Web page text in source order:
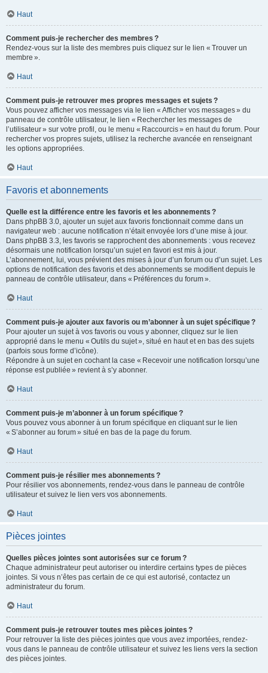
Haut
Comment puis-je rechercher des membres ?
Rendez-vous sur la liste des membres puis cliquez sur le lien « Trouver un
membre ».
Haut
Comment puis-je retrouver mes propres messages et sujets ?
Vous pouvez afficher vos messages via le lien « Afficher vos messages » du
panneau de contrôle utilisateur, le lien « Rechercher les messages de
l’utilisateur » sur votre profil, ou le menu « Raccourcis » en haut du forum. Pour
rechercher vos propres sujets, utilisez la recherche avancée en renseignant
les options appropriées.
Haut
Favoris et abonnements
Quelle est la différence entre les favoris et les abonnements ?
Dans phpBB 3.0, ajouter un sujet aux favoris fonctionnait comme dans un
navigateur web : aucune notification n’était envoyée lors d’une mise à jour.
Dans phpBB 3.3, les favoris se rapprochent des abonnements : vous recevez
désormais une notification lorsqu’un sujet en favori est mis à jour.
L’abonnement, lui, vous prévient des mises à jour d’un forum ou d’un sujet. Les
options de notification des favoris et des abonnements se modifient depuis le
panneau de contrôle utilisateur, dans « Préférences du forum ».
Haut
Comment puis-je ajouter aux favoris ou m’abonner à un sujet spécifique ?
Pour ajouter un sujet à vos favoris ou vous y abonner, cliquez sur le lien
approprié dans le menu « Outils du sujet », situé en haut et en bas des sujets
(parfois sous forme d’icône).
Répondre à un sujet en cochant la case « Recevoir une notification lorsqu’une
réponse est publiée » revient à s’y abonner.
Haut
Comment puis-je m’abonner à un forum spécifique ?
Vous pouvez vous abonner à un forum spécifique en cliquant sur le lien
« S’abonner au forum » situé en bas de la page du forum.
Haut
Comment puis-je résilier mes abonnements ?
Pour résilier vos abonnements, rendez-vous dans le panneau de contrôle
utilisateur et suivez le lien vers vos abonnements.
Haut
Pièces jointes
Quelles pièces jointes sont autorisées sur ce forum ?
Chaque administrateur peut autoriser ou interdire certains types de pièces
jointes. Si vous n’êtes pas certain de ce qui est autorisé, contactez un
administrateur du forum.
Haut
Comment puis-je retrouver toutes mes pièces jointes ?
Pour retrouver la liste des pièces jointes que vous avez importées, rendez-
vous dans le panneau de contrôle utilisateur et suivez les liens vers la section
des pièces jointes.